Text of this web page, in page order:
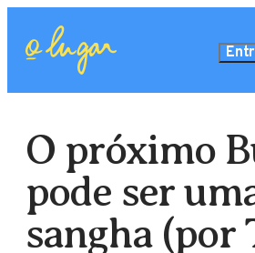
O próximo
pode ser
sangha (por